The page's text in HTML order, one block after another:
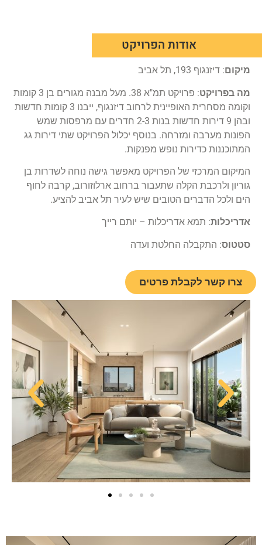
אודות הפרויקט
מיקום: דיזנגוף 193, תל אביב
מה בפרויקט
: פרויקט תמ"א 38. מעל מבנה מגורים בן 3 קומות
וקומה מסחרית האופיינית לרחוב דיזנגוף, ייבנו 3 קומות חדשות
ובהן 9 דירות חדשות בנות 2-3 חדרים עם מרפסות שמש
הפונות מערבה ומזרחה. בנוסף יכלול הפרויקט שתי דירות גג
המתוכננות כדירות נופש מפנקות.
המיקום המרכזי של הפרויקט מאפשר גישה נוחה לשדרות בן
גוריון ולרכבת הקלה שתעבור ברחוב ארלוזורוב, קרבה לחוף
הים ולכל הדברים הטובים שיש לעיר תל אביב להציע.
אדריכלות: תמא אדריכלות – יותם רייך
סטטוס: התקבלה החלטת ועדה
צרו קשר לקבלת פרטים